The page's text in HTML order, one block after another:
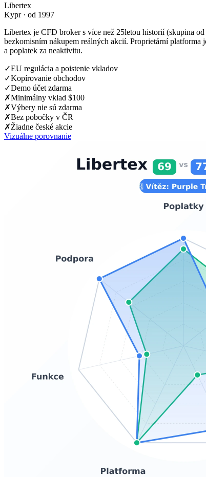
Libertex
Kypr · od 1997
Libertex je CFD broker s více než 25letou historií (skupina
bezkomisním nákupem reálných akcií. Proprietární
a poplatek za neaktivitu.
✓EU regulácia a poistenie vkladov
✓Kopírovanie obchodov
✓Demo účet zdarma
✗Minimálny vklad $100
✗Výbery nie sú zdarma
✗Bez pobočky v ČR
✗Žiadne české akcie
Vizuálne porovnanie